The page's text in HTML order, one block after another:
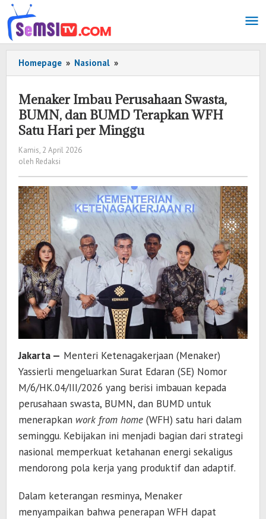
Lewati
ke
konten
Homepage » Nasional »
Imbau
Swasta,
BUMN,
dan
BUMD
Satu
Hari
per
Minggu
Menaker Imbau Perusahaan Swasta,
BUMN, dan BUMD Terapkan WFH
Satu Hari per Minggu
Kamis, 2 April 2026
oleh Redaksi
Jakarta — Menteri Ketenagakerjaan (Menaker)
Yassierli mengeluarkan Surat Edaran (SE) Nomor
M/6/HK.04/III/2026 yang berisi imbauan kepada
perusahaan swasta, BUMN, dan BUMD untuk
menerapkan work from home (WFH) satu hari dalam
seminggu. Kebijakan ini menjadi bagian dari strategi
nasional memperkuat ketahanan energi sekaligus
mendorong pola kerja yang produktif dan adaptif.
Dalam keterangan resminya, Menaker
menyampaikan bahwa penerapan WFH dapat